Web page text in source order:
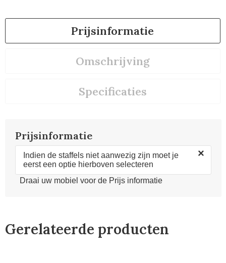
Prijsinformatie
Omschrijving
Specificaties
Prijsinformatie
Indien de staffels niet aanwezig zijn moet je
eerst een optie hierboven selecteren
×
Draai uw mobiel voor de Prijs informatie
Gerelateerde producten